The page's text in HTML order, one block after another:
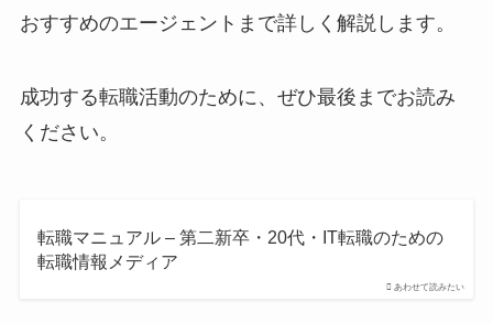
おすすめのエージェントまで詳しく解説します。
成功する転職活動のために、ぜひ最後までお読み
ください。
あわせて読みたい
転職マニュアル – 第二新卒・20代・IT転職のための
転職情報メディア